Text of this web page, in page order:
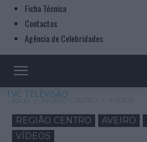
Ficha Técnica
Contactos
Agência de Celebridades
TVC TELEVISÃO
Início REGIÃO CENTRO
REGIÃO CENTRO AVEIRO
VÍDEOS